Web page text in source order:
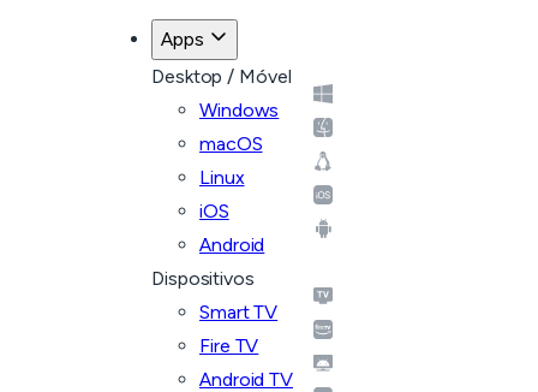
Apps
Desktop / Móvel
Windows
macOS
Linux
iOS
Android
Dispositivos
Smart TV
Fire TV
Android TV